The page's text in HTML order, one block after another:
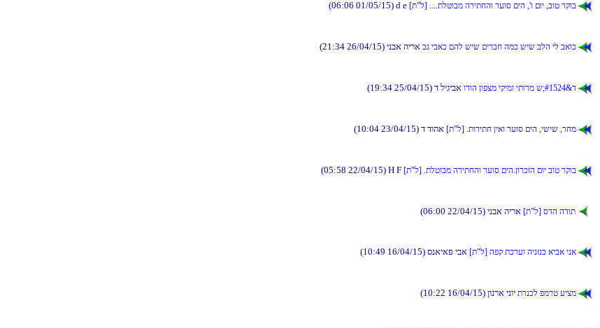
(06:06 01/05/15) d e [ת"ל] ....תלטובמ הריתחהו רעוס םיה ,'ו םוי ,בוט רקוב
(21:34 26/04/15) ינבא הירא בג יבאכ םהל שיש םירבח המכ שיש בלה יל באוכ
(19:34 25/04/15) ד ליגיבא ודוה ןופצמ יקימו יתורמ ש;#1524&ד
(10:04 23/04/15) ד דוהא [ת"ל] .תוריתח ןיאו רעוס םיה ,ישיש ,רחמ
(05:58 22/04/15) H F [ת"ל] .תלטובמ הריתחהו רעוס םיה.ןורכזה םוי בוט רקוב
(06:00 22/04/15) ינבא הירא [ת"ל] סדה הדות
(10:49 16/04/15) סנאיאפ יבא [ת"ל] הפק תכרעו הינזנב איבא ינא
(10:22 16/04/15) ןונרא ינוי תרנכל פמרט עיצמ